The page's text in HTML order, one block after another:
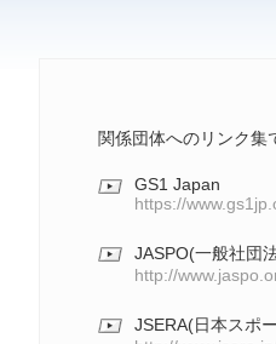
関係団体へのリンク集
GS1 Japan
https://
JASPO(一般社団
http://
JSERA(日本スポ